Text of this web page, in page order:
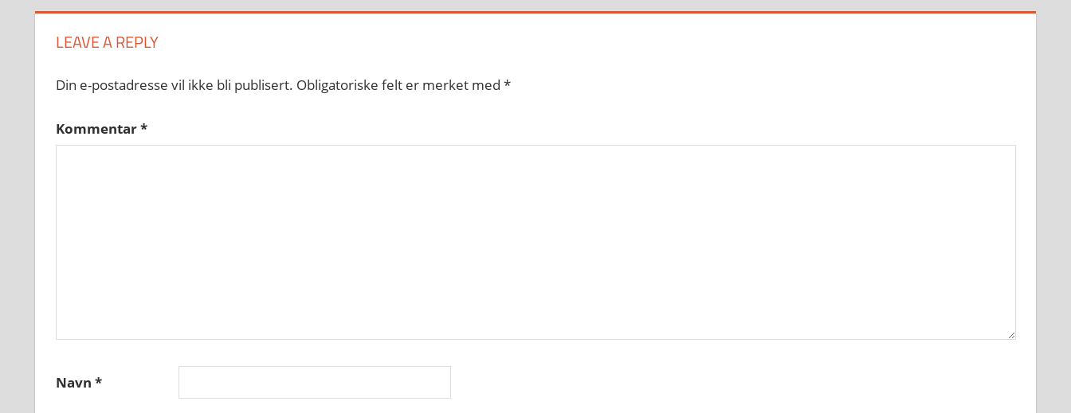
LEAVE A REPLY
Din e-postadresse vil ikke bli publisert. Obligatoriske felt er merket med *
Kommentar*
Navn *